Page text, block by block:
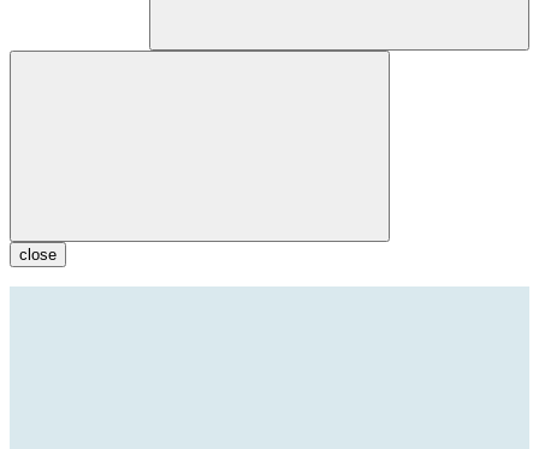
close